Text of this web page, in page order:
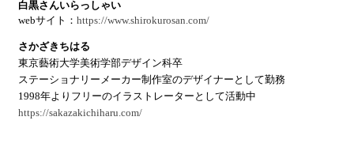
白黒さんいらっしゃい
webサイト： https://www.shirokurosan.com/
さかざきちはる
東京藝術大学美術学部デザイン科卒
ステーショナリーメーカー制作室のデザイナーとして勤務
1998年よりフリーのイラストレーターとして活動中
https://sakazakichiharu.com/